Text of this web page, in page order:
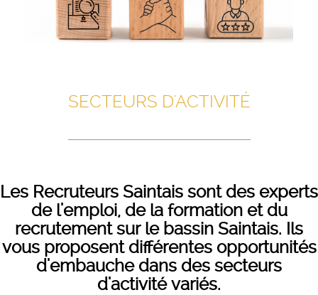
SECTEURS D'ACTIVITÉ
Les Recruteurs Saintais sont des experts
de l'emploi, de la formation et du
recrutement sur le bassin Saintais. Ils
vous proposent différentes opportunités
d'embauche dans des secteurs
d'activité variés.